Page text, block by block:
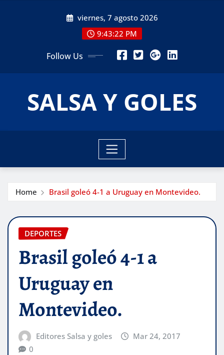
viernes, 7 agosto 2026
9:43:23 PM
Follow Us
SALSA Y GOLES
Home Brasil goleó 4-1 a Uruguay en Montevideo.
DEPORTES
Brasil goleó 4-1 a
Uruguay en
Montevideo.
Editores Salsa y goles
Mar 24, 2017
0